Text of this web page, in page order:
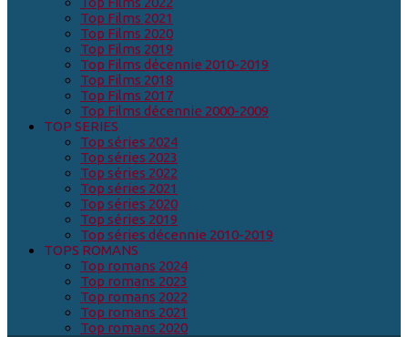
Top Films 2021
Top Films 2020
Top Films 2019
Top Films décennie 2010-2019
Top Films 2018
Top Films 2017
Top Films décennie 2000-2009
TOP SERIES
Top séries 2024
Top séries 2023
Top séries 2022
Top séries 2021
Top séries 2020
Top séries 2019
Top séries décennie 2010-2019
TOPS ROMANS
Top romans 2024
Top romans 2023
Top romans 2022
Top romans 2021
Top romans 2020